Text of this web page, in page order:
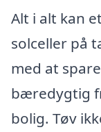
Alt i alt kan
solceller på
med at
bæredygtig
bolig. Tøv